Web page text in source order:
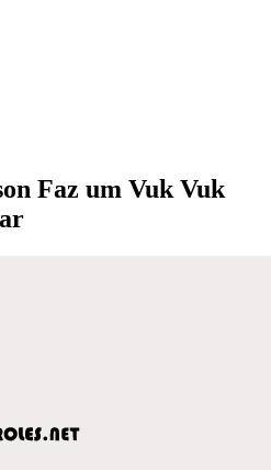
Faz um Vuk Vuk